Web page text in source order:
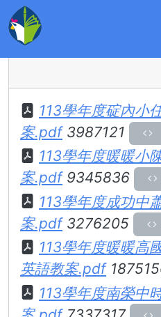
::: 文件檔案
得獎名單及教案
113學年度碇內小
案.pdf 3987121
113學年度暖暖小
案.pdf 9345836
113學年度成功中
案.pdf 3276205
113學年度暖暖高
英語教案.pdf
113學年度南榮中